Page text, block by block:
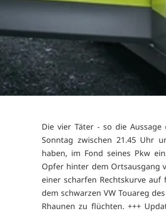
Die vier Täter - so die
Sonntag zwischen 21.45 Uhr
haben, im Fond seines Pkw
Opfer hinter dem Ortsausgang
einer scharfen Rechtskurve
dem schwarzen VW Touareg
Rhaunen zu flüchten. +++